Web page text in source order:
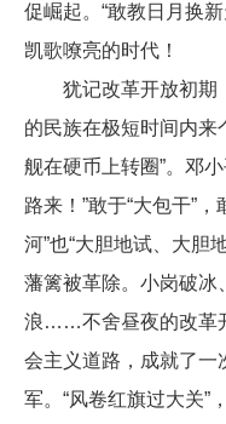
促崛起。“敢教日月换
凯歌嘹亮的时代！
犹记改革开放初期，
的民族在极短时间内
舰在硬币上转圈”。邓
路来！”敢于“大包干”，
河”也“大胆地试、大胆
藩篱被革除。小岗破冰
浪……不舍昼夜的改革
会主义道路，成就了一
军。“风卷红旗过大关”